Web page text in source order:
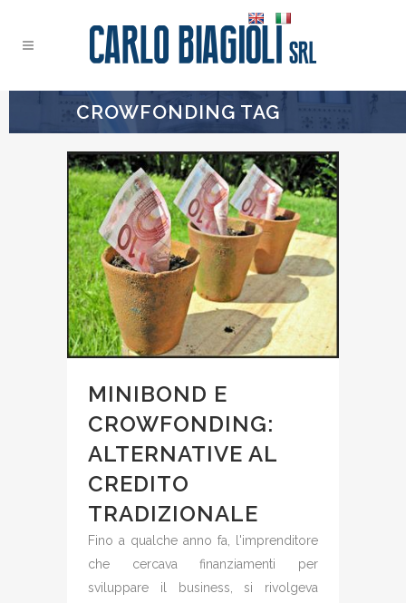
CROWFONDING TAG
MINIBOND E
CROWFONDING:
ALTERNATIVE AL
CREDITO
TRADIZIONALE
Fino a qualche anno fa, l'imprenditore
che cercava finanziamenti per
sviluppare il business, si rivolgeva